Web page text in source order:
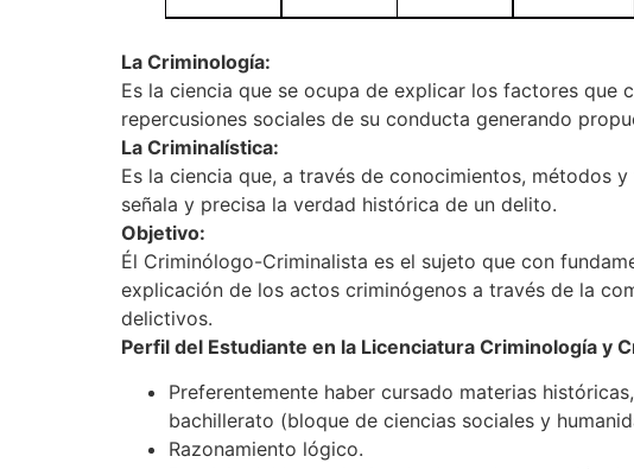
La Criminología:
Es la ciencia que se ocupa de explicar los factores que
repercusiones sociales de su conducta generando
La Criminalística:
Es la ciencia que, a través de conocimientos, métodos
señala y precisa la verdad histórica de un delito.
Objetivo:
Él Criminólogo-Criminalista es el sujeto que con
explicación de los actos criminógenos a través de la
delictivos.
Perfil del Estudiante en la Licenciatura Criminología y
Preferentemente haber cursado materias
bachillerato (bloque de ciencias sociales y
Razonamiento lógico.